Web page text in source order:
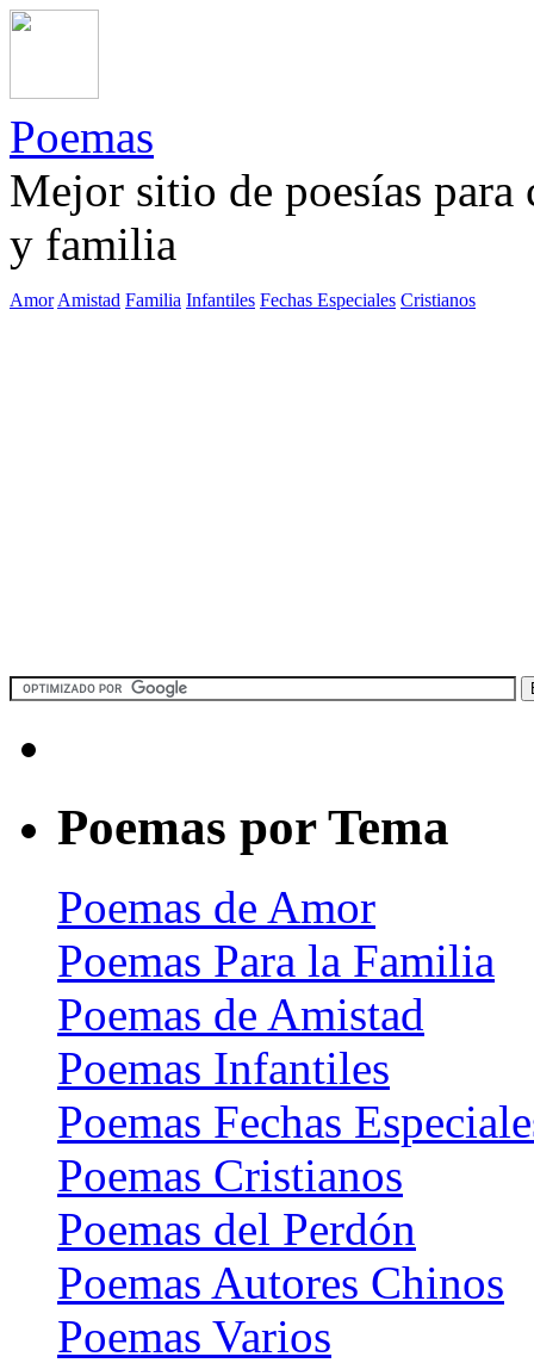
Poemas
Mejor sitio de poesías
y familia
Amor Amistad Familia Infantiles Fechas Especiales Cristianos
Poemas por Tema
Poemas de Amor
Poemas Para la Familia
Poemas de Amistad
Poemas Infantiles
Poemas Fechas
Poemas Cristianos
Poemas del Perdón
Poemas Autores Chinos
Poemas Varios